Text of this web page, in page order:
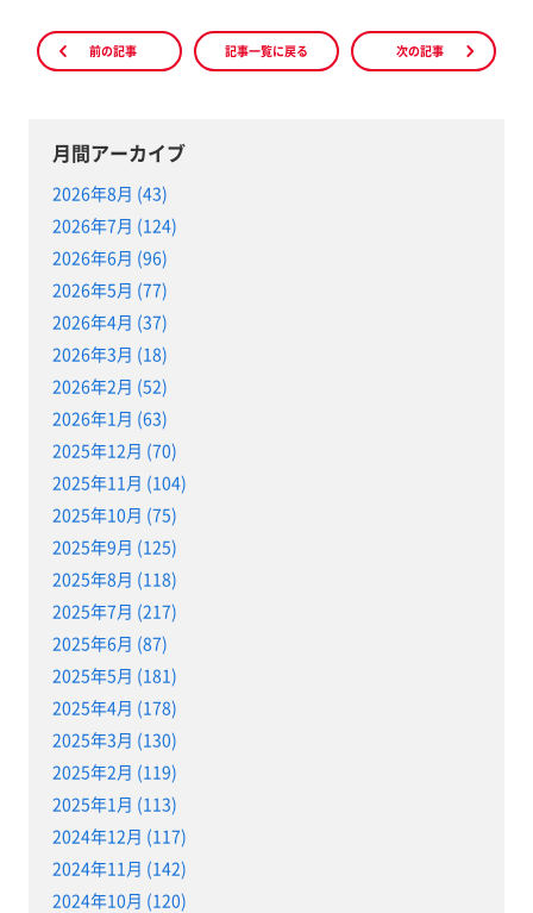
前の記事 記事一覧に戻る 次の記事
月間アーカイブ
2026年8月 (43)
2026年7月 (124)
2026年6月 (96)
2026年5月 (77)
2026年4月 (37)
2026年3月 (18)
2026年2月 (52)
2026年1月 (63)
2025年12月 (70)
2025年11月 (104)
2025年10月 (75)
2025年9月 (125)
2025年8月 (118)
2025年7月 (217)
2025年6月 (87)
2025年5月 (181)
2025年4月 (178)
2025年3月 (130)
2025年2月 (119)
2025年1月 (113)
2024年12月 (117)
2024年11月 (142)
2024年10月 (120)